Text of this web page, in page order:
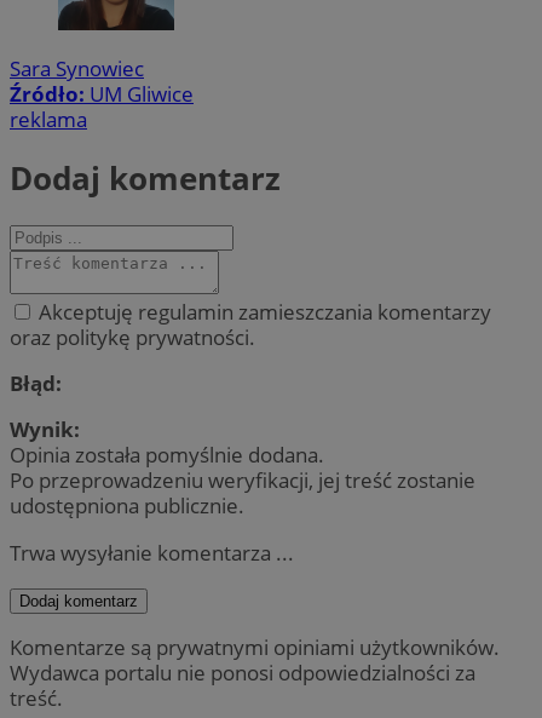
Sara Synowiec
Źródło: UM Gliwice
reklama
Dodaj komentarz
Akceptuję regulamin zamieszczania komentarzy
oraz politykę prywatności.
Błąd:
Wynik:
Opinia została pomyślnie dodana.
Po przeprowadzeniu weryfikacji, jej treść zostanie
udostępniona publicznie.
Trwa wysyłanie komentarza ...
Dodaj komentarz
Komentarze są prywatnymi opiniami użytkowników.
Wydawca portalu nie ponosi odpowiedzialności za
treść.